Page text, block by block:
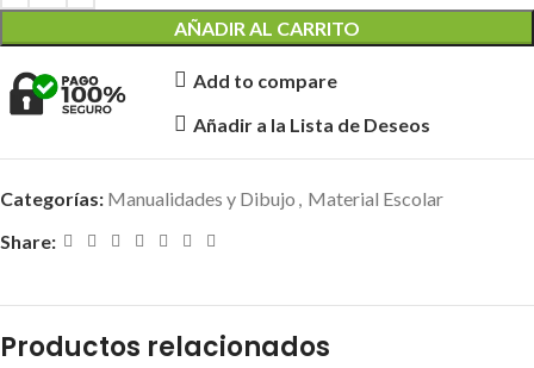
AÑADIR AL CARRITO
Add to compare
Añadir a la Lista de Deseos
Categorías: Manualidades y Dibujo , Material Escolar
Share:
Productos relacionados